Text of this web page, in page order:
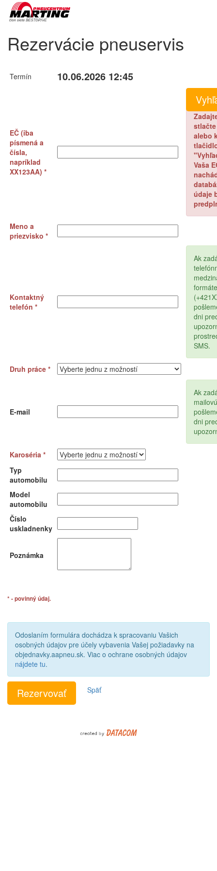
Rezervácie pneuservis
Termín 10.06.2026 12:45
EČ (iba
písmená a
čísla,
napríklad
XX123AA) *
stlačte
alebo
Vaša
údaje
Meno a
priezvisko *
Kontaktný
telefón *
Ak
formáte
dni
SMS.
Druh práce *
E-mail
Ak
dni
Karoséria *
Typ
automobilu
Model
automobilu
Číslo
uskladnenky
Poznámka
* - povinný údaj.
Odoslaním formulára dochádza k spracovaniu Vašich
osobných údajov pre účely vybavenia Vašej požiadavky na
objednavky.aapneu.sk. Viac o ochrane osobných údajov
nájdete tu.
Späť